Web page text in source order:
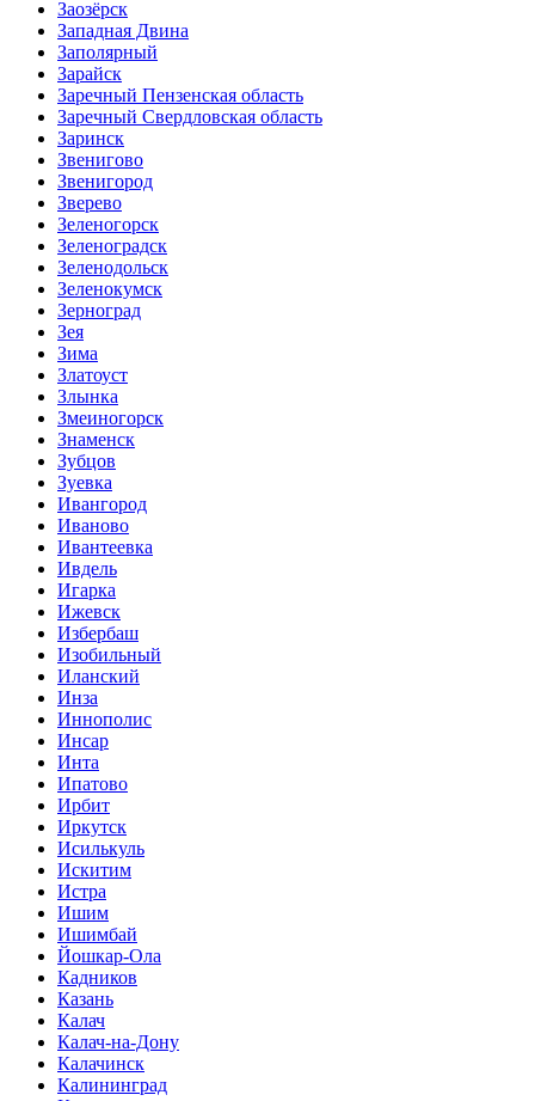
Заозёрск
Западная Двина
Заполярный
Зарайск
Заречный Пензенская область
Заречный Свердловская область
Заринск
Звенигово
Звенигород
Зверево
Зеленогорск
Зеленоградск
Зеленодольск
Зеленокумск
Зерноград
Зея
Зима
Златоуст
Злынка
Змеиногорск
Знаменск
Зубцов
Зуевка
Ивангород
Иваново
Ивантеевка
Ивдель
Игарка
Ижевск
Избербаш
Изобильный
Иланский
Инза
Иннополис
Инсар
Инта
Ипатово
Ирбит
Иркутск
Исилькуль
Искитим
Истра
Ишим
Ишимбай
Йошкар-Ола
Кадников
Казань
Калач
Калач-на-Дону
Калачинск
Калининград